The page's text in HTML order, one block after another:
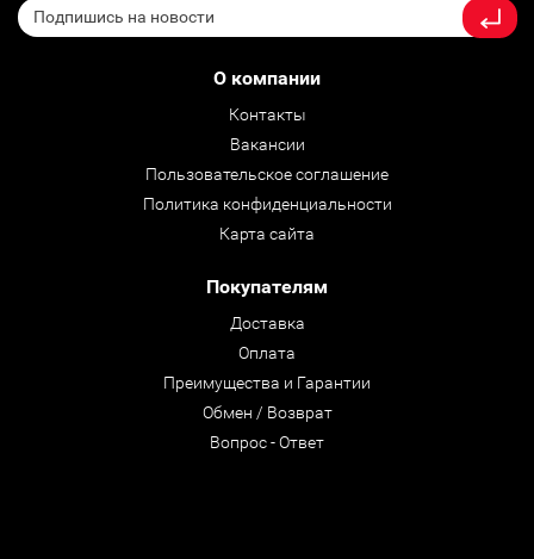
О компании
Контакты
Вакансии
Пользовательское соглашение
Политика конфиденциальности
Карта сайта
Покупателям
Доставка
Оплата
Преимущества и Гарантии
Обмен / Возврат
Вопрос - Ответ